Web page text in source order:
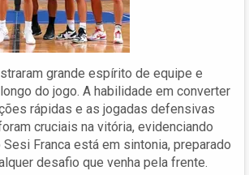
grande espírito de equipe e
do jogo. A habilidade em converter
rápidas e as jogadas defensivas
cruciais na vitória, evidenciando
Franca está em sintonia, preparado
desafio que venha pela frente.